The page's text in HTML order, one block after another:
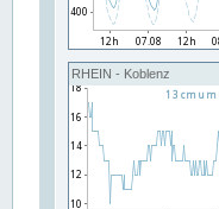
RHEIN - Koblenz